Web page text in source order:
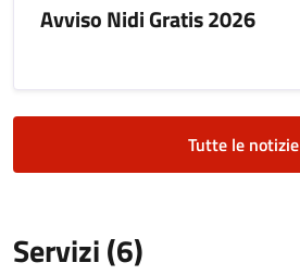
Avviso Nidi Gratis 2026
Tutte le notizie
Servizi (6)